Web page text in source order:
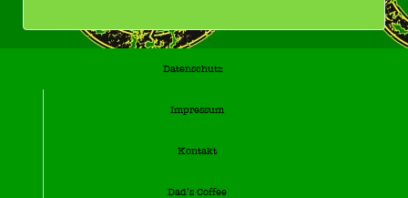
Datenschutz
Impressum
Kontakt
Dad’s Coffee